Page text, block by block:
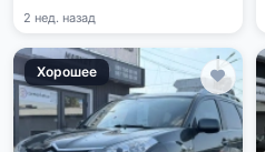
2 нед. назад
Хорошее